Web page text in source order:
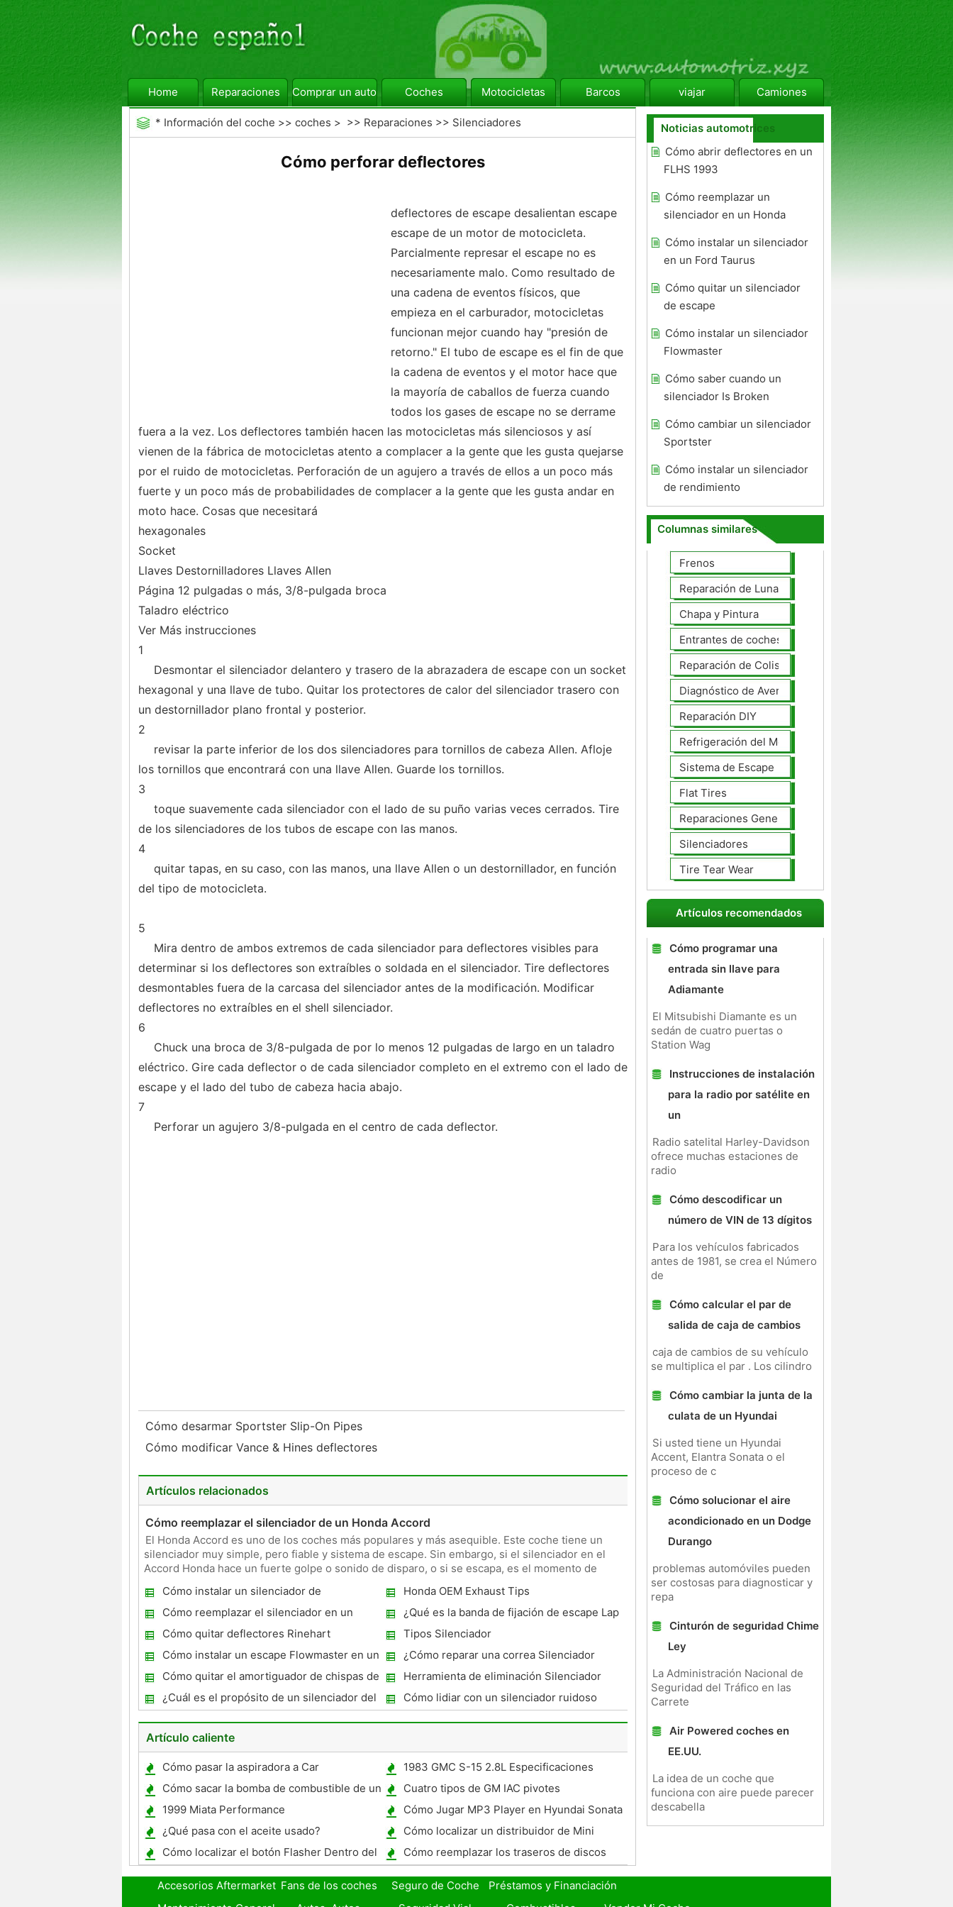
Home Reparaciones Comprar un automóvil Coches Motocicletas Barcos viajar Camiones
* Información del coche >> coches > >> Reparaciones >> Silenciadores
Cómo perforar deflectores
deflectores de escape desalientan escape
escape de un motor de motocicleta.
Parcialmente represar el escape no es
necesariamente malo. Como resultado de
una cadena de eventos físicos, que
empieza en el carburador, motocicletas
funcionan mejor cuando hay "presión de
retorno." El tubo de escape es el fin de que
la cadena de eventos y el motor hace que
la mayoría de caballos de fuerza cuando
todos los gases de escape no se derrame
fuera a la vez. Los deflectores también hacen las motocicletas más silenciosos y así
vienen de la fábrica de motocicletas atento a complacer a la gente que les gusta quejarse
por el ruido de motocicletas. Perforación de un agujero a través de ellos a un poco más
fuerte y un poco más de probabilidades de complacer a la gente que les gusta andar en
moto hace. Cosas que necesitará
hexagonales
Socket
Llaves Destornilladores Llaves Allen
Página 12 pulgadas o más, 3/8-pulgada broca
Taladro eléctrico
Ver Más instrucciones
1
Desmontar el silenciador delantero y trasero de la abrazadera de escape con un socket
hexagonal y una llave de tubo. Quitar los protectores de calor del silenciador trasero con
un destornillador plano frontal y posterior.
2
revisar la parte inferior de los dos silenciadores para tornillos de cabeza Allen. Afloje
los tornillos que encontrará con una llave Allen. Guarde los tornillos.
3
toque suavemente cada silenciador con el lado de su puño varias veces cerrados. Tire
de los silenciadores de los tubos de escape con las manos.
4
quitar tapas, en su caso, con las manos, una llave Allen o un destornillador, en función
del tipo de motocicleta.
5
Mira dentro de ambos extremos de cada silenciador para deflectores visibles para
determinar si los deflectores son extraíbles o soldada en el silenciador. Tire deflectores
desmontables fuera de la carcasa del silenciador antes de la modificación. Modificar
deflectores no extraíbles en el shell silenciador.
6
Chuck una broca de 3/8-pulgada de por lo menos 12 pulgadas de largo en un taladro
eléctrico. Gire cada deflector o de cada silenciador completo en el extremo con el lado de
escape y el lado del tubo de cabeza hacia abajo.
7
Perforar un agujero 3/8-pulgada en el centro de cada deflector.
Cómo desarmar Sportster Slip-On Pipes
Cómo modificar Vance & Hines deflectores
Artículos relacionados
Cómo reemplazar el silenciador de un Honda Accord
El Honda Accord es uno de los coches más populares y más asequible. Este coche tiene un
silenciador muy simple, pero fiable y sistema de escape. Sin embargo, si el silenciador en el
Accord Honda hace un fuerte golpe o sonido de disparo, o si se escapa, es el momento de
Cómo instalar un silenciador de
rendimiento
Honda OEM Exhaust Tips
Cómo reemplazar el silenciador en un
Pontiac Grand Am
¿Qué es la banda de fijación de escape Lap
Joint ?
Cómo quitar deflectores Rinehart
Tipos Silenciador
Cómo instalar un escape Flowmaster en un
Ford F150
¿Cómo reparar una correa Silenciador
Cómo quitar el amortiguador de chispas de
un Stock Pipe
Herramienta de eliminación Silenciador
¿Cuál es el propósito de un silenciador del
coche?
Cómo lidiar con un silenciador ruidoso
Artículo caliente
Cómo pasar la aspiradora a Car
1983 GMC S-15 2.8L Especificaciones
Cómo sacar la bomba de combustible de un
1993 Ford Taurus
Cuatro tipos de GM IAC pivotes
1999 Miata Performance
Cómo Jugar MP3 Player en Hyundai Sonata
¿Qué pasa con el aceite usado?
Cómo localizar un distribuidor de Mini
Cooper
Cómo localizar el botón Flasher Dentro del
PT Crusier
Cómo reemplazar los traseros de discos
Pastillas de freno en un Ford Taurus 1995
Noticias automotrices
Cómo abrir deflectores en un
FLHS 1993
Cómo reemplazar un
silenciador en un Honda
Cómo instalar un silenciador
en un Ford Taurus
Cómo quitar un silenciador
de escape
Cómo instalar un silenciador
Flowmaster
Cómo saber cuando un
silenciador Is Broken
Cómo cambiar un silenciador
Sportster
Cómo instalar un silenciador
de rendimiento
Columnas similares
Frenos
Reparación de Lunas
Chapa y Pintura
Entrantes de coches
Reparación de Colisiones
Diagnóstico de Averías
Reparación DIY
Refrigeración del Motor
Sistema de Escape
Flat Tires
Reparaciones Generales
Silenciadores
Tire Tear Wear
Artículos recomendados
Cómo programar una
entrada sin llave para
Adiamante
El Mitsubishi Diamante es un
sedán de cuatro puertas o
Station Wag
Instrucciones de instalación
para la radio por satélite en
un
Radio satelital Harley-Davidson
ofrece muchas estaciones de
radio
Cómo descodificar un
número de VIN de 13 dígitos
Para los vehículos fabricados
antes de 1981, se crea el Número
de
Cómo calcular el par de
salida de caja de cambios
caja de cambios de su vehículo
se multiplica el par . Los cilindro
Cómo cambiar la junta de la
culata de un Hyundai
Si usted tiene un Hyundai
Accent, Elantra Sonata o el
proceso de c
Cómo solucionar el aire
acondicionado en un Dodge
Durango
problemas automóviles pueden
ser costosas para diagnosticar y
repa
Cinturón de seguridad Chime
Ley
La Administración Nacional de
Seguridad del Tráfico en las
Carrete
Air Powered coches en
EE.UU.
La idea de un coche que
funciona con aire puede parecer
descabella
Accesorios Aftermarket Fans de los coches Seguro de Coche
Préstamos y Financiación